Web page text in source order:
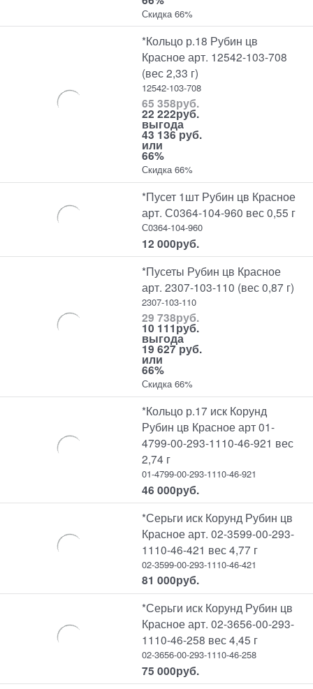
Скидка 66%
*Кольцо р.18 Рубин цв
Красное арт. 12542-103-708
(вес 2,33 г)
12542-103-708
65 358руб.
22 222руб.
выгода
43 136 руб.
или
66%
Скидка 66%
*Пусет 1шт Рубин цв Красное
арт. С0364-104-960 вес 0,55 г
С0364-104-960
12 000руб.
*Пусеты Рубин цв Красное
арт. 2307-103-110 (вес 0,87 г)
2307-103-110
29 738руб.
10 111руб.
выгода
19 627 руб.
или
66%
Скидка 66%
*Кольцо р.17 иск Корунд
Рубин цв Красное арт 01-
4799-00-293-1110-46-921 вес
2,74 г
01-4799-00-293-1110-46-921
46 000руб.
*Серьги иск Корунд Рубин цв
Красное арт. 02-3599-00-293-
1110-46-421 вес 4,77 г
02-3599-00-293-1110-46-421
81 000руб.
*Серьги иск Корунд Рубин цв
Красное арт. 02-3656-00-293-
1110-46-258 вес 4,45 г
02-3656-00-293-1110-46-258
75 000руб.